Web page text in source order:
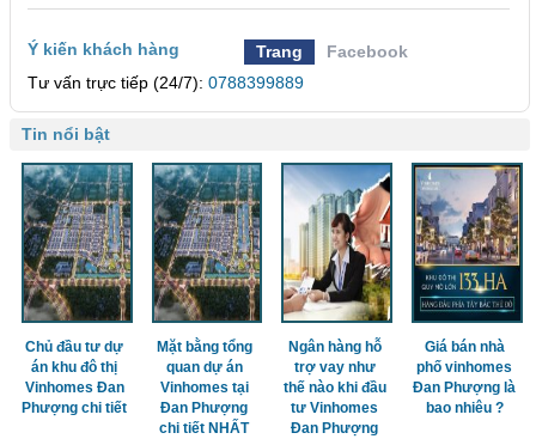
Ý kiến khách hàng Trang
Facebook
Tư vấn trực tiếp (24/7): 0788399889
Tin nổi bật
Chủ đầu tư dự
án khu đô thị
Vinhomes Đan
Phượng chi tiết
Mặt bằng tổng
quan dự án
Vinhomes tại
Đan Phượng
chi tiết NHẤT
Ngân hàng hỗ
trợ vay như
thế nào khi đầu
tư Vinhomes
Đan Phượng
Giá bán nhà
phố vinhomes
Đan Phượng là
bao nhiêu ?